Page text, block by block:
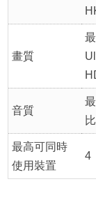
畫質
音質
最高可同時
使用裝置
4